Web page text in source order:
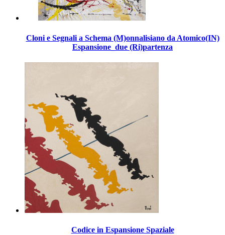
Cloni e Segnali a Schema (M)onnalisiano da Atomico(IN)
Espansione_due (Ri)partenza
Codice in Espansione Spaziale